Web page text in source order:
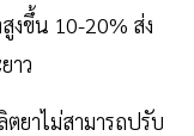
งขึ้น 10-20% ส่ง
าว
ยาไม่สามารถปรับ